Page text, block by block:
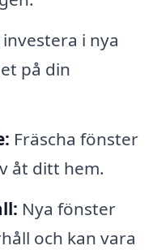
i nya
på din
Fräscha fönster
åt ditt hem.
Nya fönster
och kan vara